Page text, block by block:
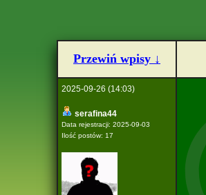
Przewiń wpisy ↓
2025-09-26 (14:03)
serafina44
Data rejestracji: 2025-09-03
Ilość postów: 17